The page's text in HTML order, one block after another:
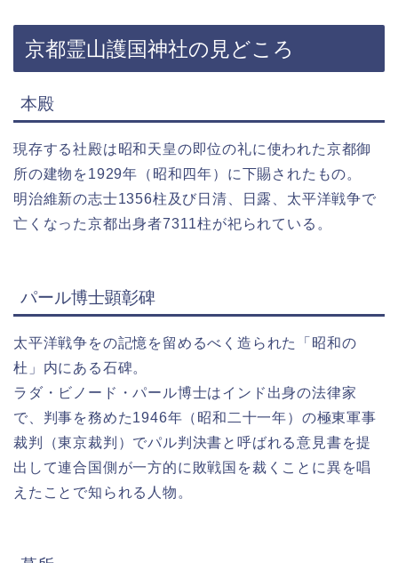
京都霊山護国神社の見どころ
本殿
現存する社殿は昭和天皇の即位の礼に使われた京都御
所の建物を1929年（昭和四年）に下賜されたもの。
明治維新の志士1356柱及び日清、日露、太平洋戦争で
亡くなった京都出身者7311柱が祀られている。
パール博士顕彰碑
太平洋戦争をの記憶を留めるべく造られた「昭和の
杜」内にある石碑。
ラダ・ビノード・パール博士はインド出身の法律家
で、判事を務めた1946年（昭和二十一年）の極東軍事
裁判（東京裁判）でパル判決書と呼ばれる意見書を提
出して連合国側が一方的に敗戦国を裁くことに異を唱
えたことで知られる人物。